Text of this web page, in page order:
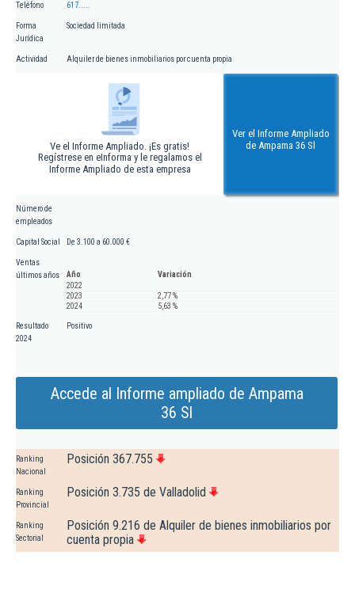
Teléfono 617.....
Forma
Jurídica
Sociedad limitada
Actividad Alquiler de bienes inmobiliarios por cuenta propia
Ve el Informe Ampliado. ¡Es gratis!
Regístrese en eInforma y le regalamos el
Informe Ampliado de esta empresa
Ver el Informe Ampliado
de Ampama 36 Sl
Número de
empleados
Capital Social De 3.100 a 60.000 €
Ventas
últimos años
Año
Variación
2022
2023
2,77 %
2024
5,63 %
Resultado
2024
Positivo
Accede al Informe ampliado de Ampama
36 Sl
Ranking
Nacional
Posición 367.755
Ranking
Provincial
Posición 3.735 de Valladolid
Ranking
Sectorial
Posición 9.216 de Alquiler de bienes inmobiliarios por
cuenta propia